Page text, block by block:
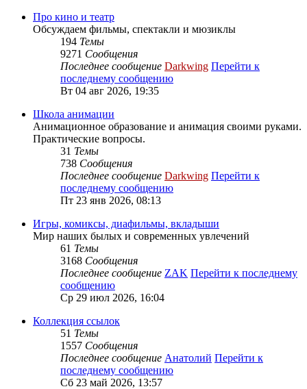
Про кино и театр
Обсуждаем фильмы, спектакли и мюзиклы
194 Темы
9271 Сообщения
Последнее сообщение Darkwing Перейти к
последнему сообщению
Вт 04 авг 2026, 19:35
Школа анимации
Анимационное образование и анимация своими руками.
Практические вопросы.
31 Темы
738 Сообщения
Последнее сообщение Darkwing Перейти к
последнему сообщению
Пт 23 янв 2026, 08:13
Игры, комиксы, диафильмы, вкладыши
Мир наших былых и современных увлечений
61 Темы
3168 Сообщения
Последнее сообщение ZAK Перейти к последнему
сообщению
Ср 29 июл 2026, 16:04
Коллекция ссылок
51 Темы
1557 Сообщения
Последнее сообщение Анатолий Перейти к
последнему сообщению
Сб 23 май 2026, 13:57